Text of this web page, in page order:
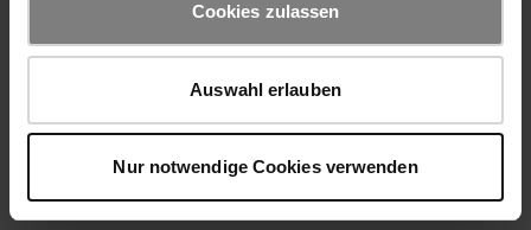
Cookies zulassen
Auswahl erlauben
Nur notwendige Cookies verwenden